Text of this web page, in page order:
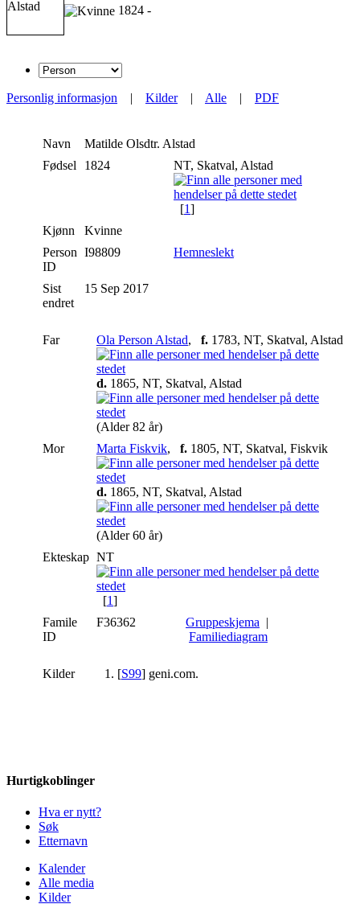
1824 -
Personlig informasjon | Kilder| Alle | PDF
Navn Matilde Olsdtr. Alstad
Fødsel
1824 NT, Skatval, Alstad
[1]
Kjønn
Kvinne
Person
ID
I98809 Hemneslekt
Sist
endret
15 Sep 2017
Far Ola Person Alstad, f. 1783, NT, Skatval, Alstad
d. 1865, NT, Skatval, Alstad
(Alder 82 år)
Mor
Marta Fiskvik, f. 1805, NT, Skatval, Fiskvik
d. 1865, NT, Skatval, Alstad
(Alder 60 år)
Ekteskap NT
[1]
Famile
ID
F36362 Gruppeskjema |
Familiediagram
Kilder [S99] geni.com.
Hurtigkoblinger
Hva er nytt?
Søk
Etternavn
Kalender
Alle media
Kilder